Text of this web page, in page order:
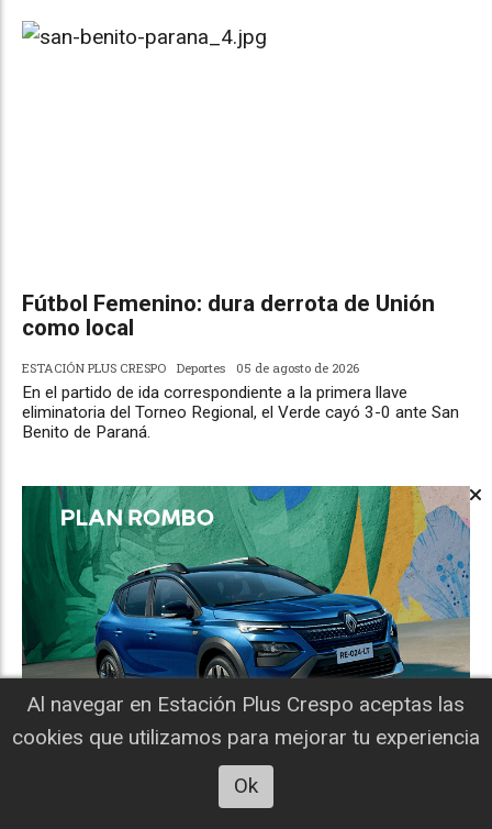
Fútbol Femenino: dura derrota de Unión
como local
ESTACIÓN PLUS CRESPO Deportes 05 de agosto de 2026
En el partido de ida correspondiente a la primera llave
eliminatoria del Torneo Regional, el Verde cayó 3-0 ante San
Benito de Paraná.
Al navegar en Estación Plus Crespo aceptas las
cookies que utilizamos para mejorar tu experiencia
Ok